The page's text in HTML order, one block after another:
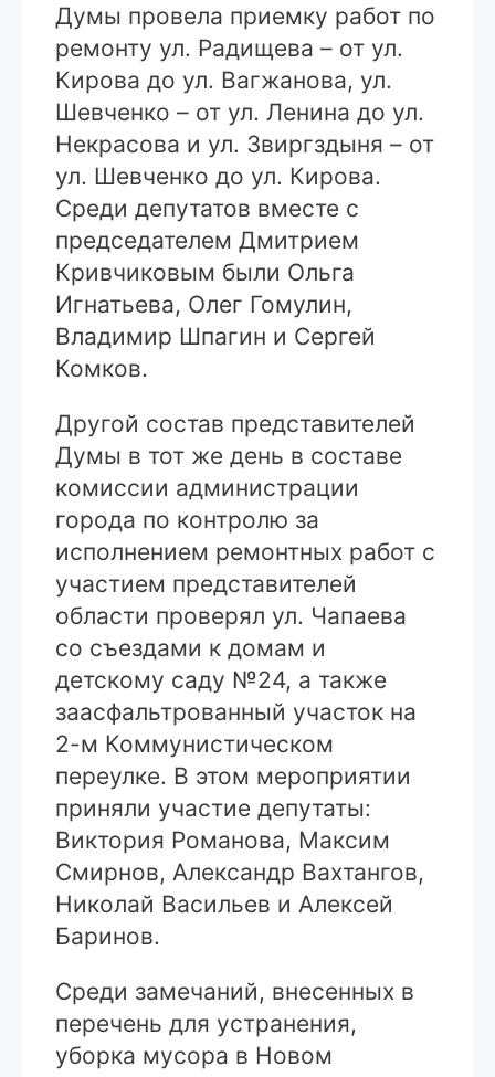
Думы провела приемку работ по
ремонту ул. Радищева – от ул.
Кирова до ул. Вагжанова, ул.
Шевченко – от ул. Ленина до ул.
Некрасова и ул. Звиргздыня – от
ул. Шевченко до ул. Кирова.
Среди депутатов вместе с
председателем Дмитрием
Кривчиковым были Ольга
Игнатьева, Олег Гомулин,
Владимир Шпагин и Сергей
Комков.
Другой состав представителей
Думы в тот же день в составе
комиссии администрации
города по контролю за
исполнением ремонтных работ с
участием представителей
области проверял ул. Чапаева
со съездами к домам и
детскому саду №24, а также
заасфальтрованный участок на
2-м Коммунистическом
переулке. В этом мероприятии
приняли участие депутаты:
Виктория Романова, Максим
Смирнов, Александр Вахтангов,
Николай Васильев и Алексей
Баринов.
Среди замечаний, внесенных в
перечень для устранения,
уборка мусора в Новом